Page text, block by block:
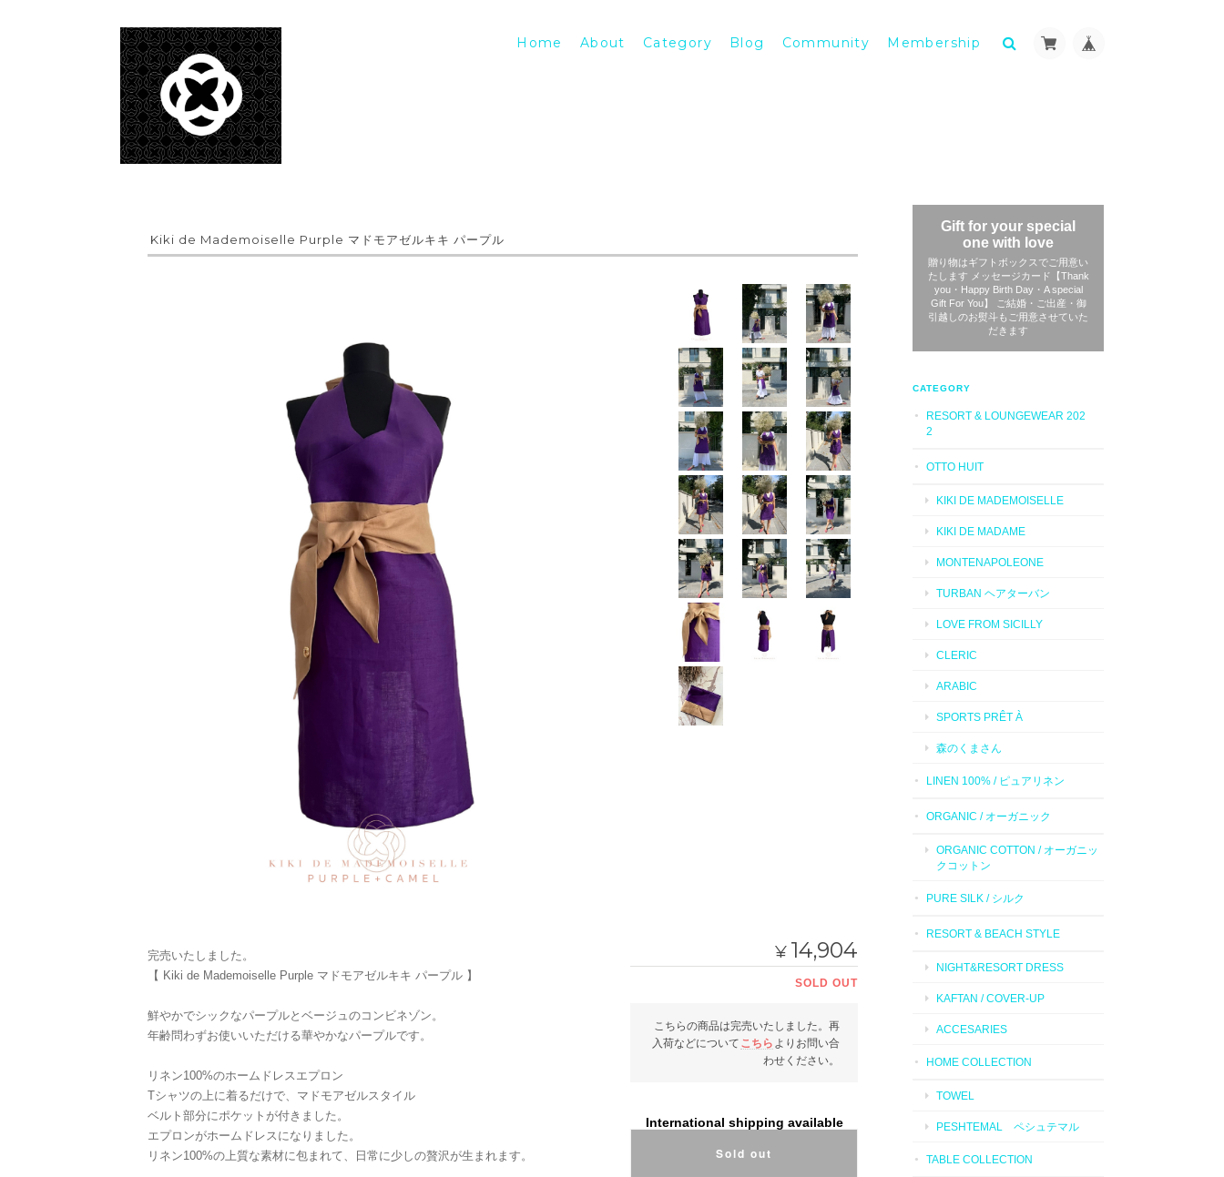
Home About Category Blog Community Membership
Kiki de Mademoiselle Purple マドモアゼルキキ パープル
完売いたしました。
【 Kiki de Mademoiselle Purple マドモアゼルキキ パープル 】
鮮やかでシックなパープルとベージュのコンビネゾン。
年齢問わずお使いいただける華やかなパープルです。
リネン100%のホームドレスエプロン
Tシャツの上に着るだけで、マドモアゼルスタイル
ベルト部分にポケットが付きました。
エプロンがホームドレスになりました。
リネン100%の上質な素材に包まれて、日常に少しの贅沢が生まれます。
¥ 14,904
SOLD OUT
こちらの商品は完売いたしました。再
入荷などについて こちら よりお問い合
わせください。
International shipping available
Sold out
Gift for your special
one with love
贈り物はギフトボックスでご用意い
たします メッセージカード【Thank
you・Happy Birth Day・A special
Gift For You】 ご結婚・ご出産・御
引越しのお熨斗もご用意させていた
だきます
CATEGORY
RESORT & LOUNGEWEAR 202
2
OTTO HUIT
KIKI DE MADEMOISELLE
KIKI DE MADAME
MONTENAPOLEONE
TURBAN ヘアターバン
LOVE FROM SICILLY
CLERIC
ARABIC
SPORTS PRÊT À
森のくまさん
LINEN 100% / ピュアリネン
ORGANIC / オーガニック
ORGANIC COTTON / オーガニッ
クコットン
PURE SILK / シルク
RESORT & BEACH STYLE
NIGHT&RESORT DRESS
KAFTAN / COVER-UP
ACCESARIES
HOME COLLECTION
TOWEL
PESHTEMAL ペシュテマル
TABLE COLLECTION